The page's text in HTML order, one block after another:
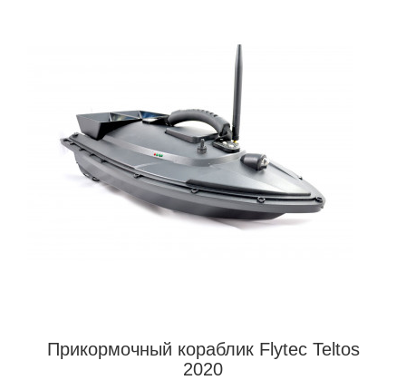
Прикормочный кораблик Flytec Teltos
2020